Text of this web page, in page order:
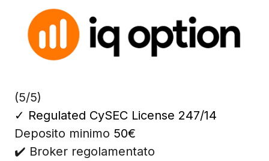
(5/5)
✓ Regulated CySEC License 247/14
Deposito minimo 50€
✔️ Broker regolamentato